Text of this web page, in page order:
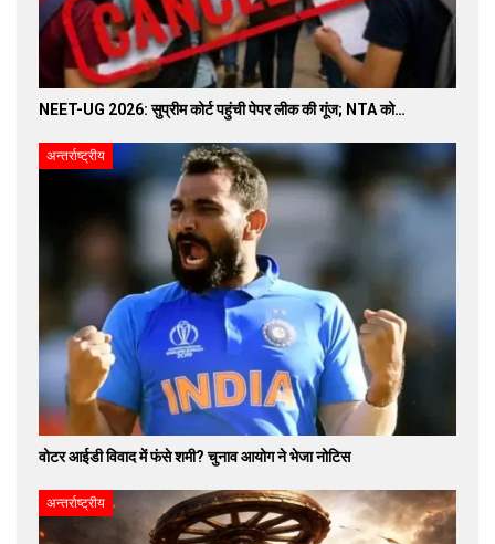
NEET-UG 2026: सुप्रीम कोर्ट पहुंची पेपर लीक की गूंज; NTA को…
अन्तर्राष्ट्रीय
वोटर आईडी विवाद में फंसे शमी? चुनाव आयोग ने भेजा नोटिस
अन्तर्राष्ट्रीय